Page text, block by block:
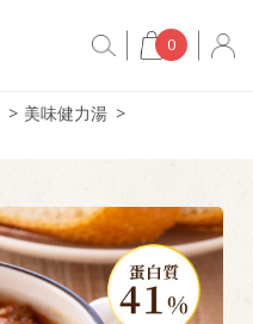
0
美味健力湯